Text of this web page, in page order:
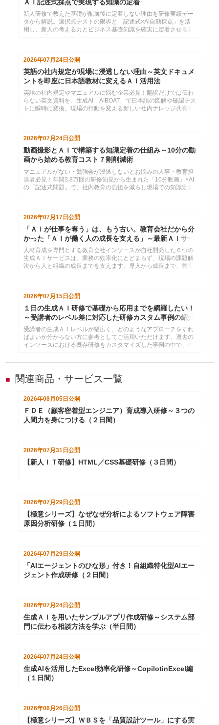
ＡＩ記述式採点で実現する知識の定着
新人研修で教えた基礎が配属後に定着しない理由を研修実績デー
タから解説。選択式テストの限界と「記述式×AI自動採点」を活
用し、新人の考える力とビジネス基礎知識を確実に定着させる新
2026年07月24日公開
英語の社内規定が現場に浸透しない理由～英文ドキュメ
ントを即座に日本語教材に変えるＡＩ活用法
英語の社内規定やマニュアルに悩む企業必見！翻訳だけでは伝わ
らない英文資料を、生成AI「AIBOAT」で日本語の図解や確認テス
トに瞬時に変換。現場の行動を変える新しい社内ナレッジ共有術
2026年07月24日 公開
動画撮影とＡＩで構築する知識定着の仕組み～10分の動
画から始める教育コスト７割削減術
マニュアルがない・勉強会が浸透しないとお悩みの人事・教育担
当者必見！年間3.8万回の研修知見から生まれた「10分動画」×AI
の「記述式問題」で、社内教育の負担を減らし現場での知識定着
2026年07月17日 公開
「ＡＩが仕事を奪う」は、もう古い。教育会社だから分
かった「ＡＩが働く人の成長を支える」～最新ＡＩサー
ビス６選
人材育成を専門とする教育会社インソースが自社開発した６つの
生成ＡＩサービスは、業務の効率化にとどまらず、現場の課題解
決から人と組織の成長までを支えます。導入から成長まで、教育
2026年07月15日公開
１日の生成ＡＩ研修で基礎から応用までを網羅したい！
～受講者のレベル差に対応した研修カスタム事例の紹介
受講者の生成ＡＩレベルが幅広く、どのようなアプローチをすれ
ばよいか分からない方に参考としてご活用いただけます。過去の
インソースにおける既存研修をカスタマイズした事例の中で、生
■ 関連商品・サービス一覧
2026年08月05日 公開
ＦＤＥ（顧客密着型エンジニア）育成導入研修～３つの
人間力を身につける（２日間）
2026年07月31日 公開
【新人ＩＴ研修】HTML／CSS基礎研修（３日間）
2026年07月29日公開
【極意シリーズ】なぜなぜ分析によるソフトウェア障害
原因分析研修（１日間）
2026年07月29日公開
「AIエージェントのひな形」付き！自組織特化型AIエー
ジェント作成研修（２日間）
2026年07月24日公開
生成ＡＩを用いたサンプルアプリ作成研修～システム部
門に伝わる相談方法を学ぶ（半日間）
2026年07月24日 公開
生成AIを活用したExcel効率化研修～CopilotinExcel編
（１日間）
2026年06月26日 公開
【極意シリーズ】ＷＢＳを「品質設計ツール」にする実